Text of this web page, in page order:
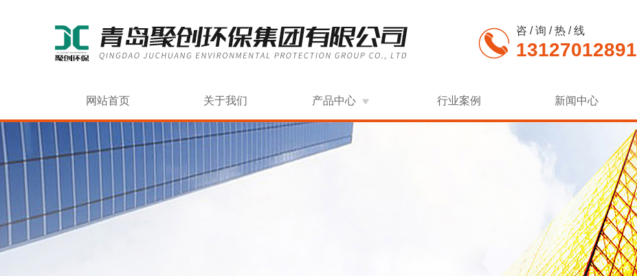
咨 / 询 / 热 / 线
13127012891
网站首页 关于我们 产品中心 行业案例 新闻中心